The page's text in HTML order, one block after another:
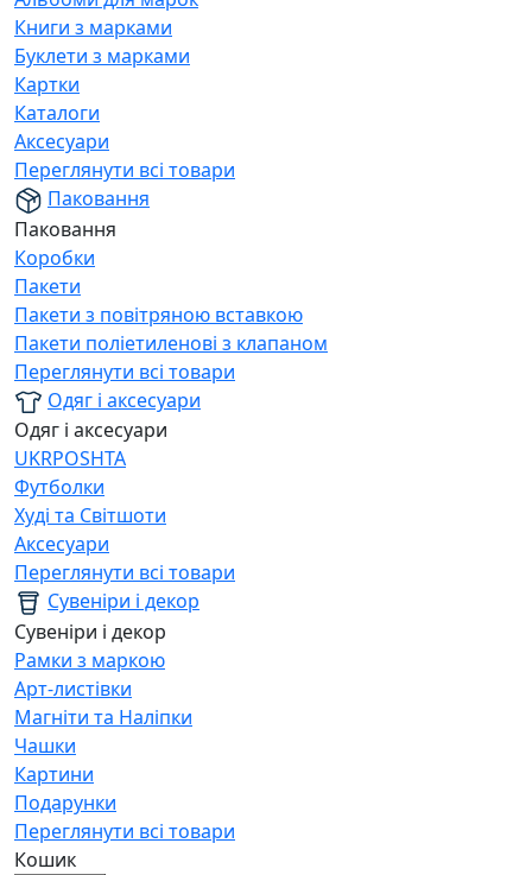
Книги з марками
Буклети з марками
Картки
Каталоги
Аксесуари
Переглянути всі товари
Паковання
Паковання
Коробки
Пакети
Пакети з повітряною вставкою
Пакети поліетиленові з клапаном
Переглянути всі товари
Одяг і аксесуари
Одяг і аксесуари
UKRPOSHTA
Футболки
Худі та Світшоти
Аксесуари
Переглянути всі товари
Сувеніри і декор
Сувеніри і декор
Рамки з маркою
Арт-листівки
Магніти та Наліпки
Чашки
Картини
Подарунки
Переглянути всі товари
Кошик